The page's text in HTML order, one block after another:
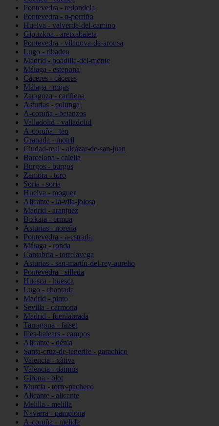
Pontevedra - redondela
Pontevedra - o-porriño
Huelva - valverde-del-camino
Gipuzkoa - aretxabaleta
Pontevedra - vilanova-de-arousa
Lugo - ribadeo
Madrid - boadilla-del-monte
Málaga - estepona
Cáceres - cáceres
Málaga - mijas
Zaragoza - cariñena
Asturias - colunga
A-coruña - betanzos
Valladolid - valladolid
A-coruña - teo
Granada - motril
Ciudad-real - alcázar-de-san-juan
Barcelona - calella
Burgos - burgos
Zamora - toro
Soria - soria
Huelva - moguer
Alicante - la-vila-joiosa
Madrid - aranjuez
Bizkaia - ermua
Asturias - noreña
Pontevedra - a-estrada
Málaga - ronda
Cantabria - torrelavega
Asturias - san-martín-del-rey-aurelio
Pontevedra - silleda
Huesca - huesca
Lugo - chantada
Madrid - pinto
Sevilla - carmona
Madrid - fuenlabrada
Tarragona - falset
Illes-balears - campos
Alicante - dénia
Santa-cruz-de-tenerife - garachico
Valencia - xàtiva
Valencia - daimús
Girona - olot
Murcia - torre-pacheco
Alicante - alicante
Melilla - melilla
Navarra - pamplona
A-coruña - melide